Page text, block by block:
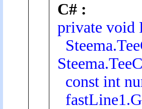
C# :
private void
const int